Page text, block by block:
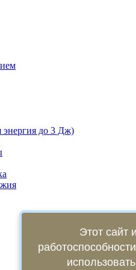
энергия до 3 Дж)
Этот сайт